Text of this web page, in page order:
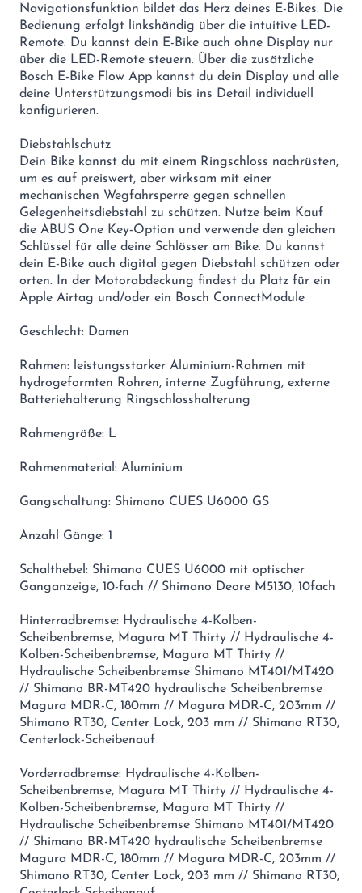
Navigationsfunktion bildet das Herz deines E-Bikes. Die
Bedienung erfolgt linkshändig über die intuitive LED-
Remote. Du kannst dein E-Bike auch ohne Display nur
über die LED-Remote steuern. Über die zusätzliche
Bosch E-Bike Flow App kannst du dein Display und alle
deine Unterstützungsmodi bis ins Detail individuell
konfigurieren.
Diebstahlschutz
Dein Bike kannst du mit einem Ringschloss nachrüsten,
um es auf preiswert, aber wirksam mit einer
mechanischen Wegfahrsperre gegen schnellen
Gelegenheitsdiebstahl zu schützen. Nutze beim Kauf
die ABUS One Key-Option und verwende den gleichen
Schlüssel für alle deine Schlösser am Bike. Du kannst
dein E-Bike auch digital gegen Diebstahl schützen oder
orten. In der Motorabdeckung findest du Platz für ein
Apple Airtag und/oder ein Bosch ConnectModule
Geschlecht: Damen
Rahmen: leistungsstarker Aluminium-Rahmen mit
hydrogeformten Rohren, interne Zugführung, externe
Batteriehalterung Ringschlosshalterung
Rahmengröße: L
Rahmenmaterial: Aluminium
Gangschaltung: Shimano CUES U6000 GS
Anzahl Gänge: 1
Schalthebel: Shimano CUES U6000 mit optischer
Ganganzeige, 10-fach // Shimano Deore M5130, 10fach
Hinterradbremse: Hydraulische 4-Kolben-
Scheibenbremse, Magura MT Thirty // Hydraulische 4-
Kolben-Scheibenbremse, Magura MT Thirty //
Hydraulische Scheibenbremse Shimano MT401/MT420
// Shimano BR-MT420 hydraulische Scheibenbremse
Magura MDR-C, 180mm // Magura MDR-C, 203mm //
Shimano RT30, Center Lock, 203 mm // Shimano RT30,
Centerlock-Scheibenauf
Vorderradbremse: Hydraulische 4-Kolben-
Scheibenbremse, Magura MT Thirty // Hydraulische 4-
Kolben-Scheibenbremse, Magura MT Thirty //
Hydraulische Scheibenbremse Shimano MT401/MT420
// Shimano BR-MT420 hydraulische Scheibenbremse
Magura MDR-C, 180mm // Magura MDR-C, 203mm //
Shimano RT30, Center Lock, 203 mm // Shimano RT30,